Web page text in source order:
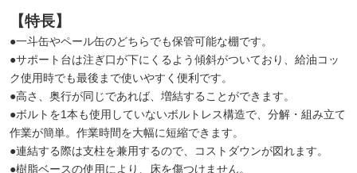
【特長】
●一斗缶やペール缶のどちらでも保管可能な棚です。
●サポート台は注ぎ口が下にくるよう傾斜がついており、給油コッ
ク使用時でも最後まで使いやすく便利です。
●高さ、奥行が同じであれば、増結することができます。
●ボルトを1本も使用していないボルトレス構造で、分解・組み立て
作業が簡単。作業時間を大幅に短縮できます。
●連結する際は支柱を兼用するので、コストダウンが図れます。
●樹脂ベースの使用により、床を傷つけません。